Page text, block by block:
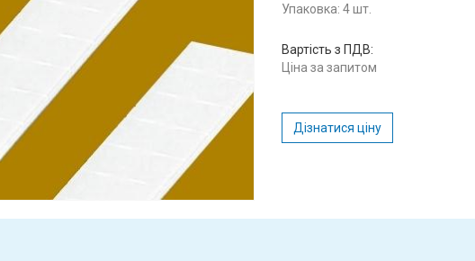
Упаковка: 4 шт.
Вартість з ПДВ:
Ціна за запитом
Дізнатися ціну